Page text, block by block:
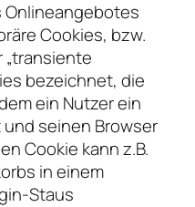
Onlineangebotes
Cookies, bzw.
„transiente
bezeichnet, die
ein Nutzer ein
seinen Browser
Cookie kann z.B.
in einem
Staus